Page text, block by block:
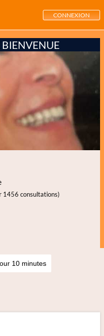
CONNEXION
consultations)